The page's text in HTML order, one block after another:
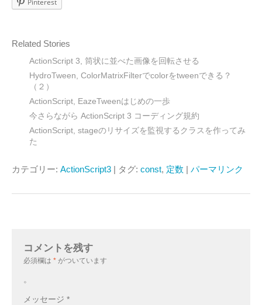
Pinterest
Related Stories
ActionScript 3, 筒状に並べた画像を回転させる
HydroTween, ColorMatrixFilterでcolorをtweenできる？
（２）
ActionScript, EazeTweenはじめの一歩
今さらながら ActionScript 3 コーディング規約
ActionScript, stageのリサイズを監視するクラスを作ってみ
た
カテゴリー: ActionScript3 | タグ: const, 定数 | パーマリンク
コメントを残す
必須欄は * がついています
。
メッセージ *